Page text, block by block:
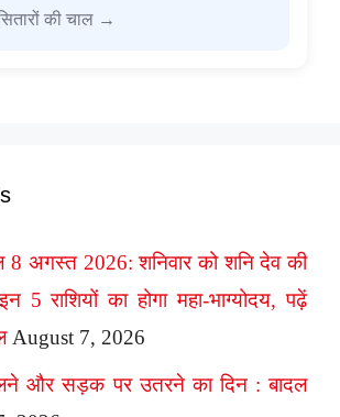
की चाल →
अगस्त 2026: शनिवार को शनि देव की
राशियों का होगा महा-भाग्योदय, पढ़ें
August 7, 2026
और सड़क पर उतरने का दिन : बादल